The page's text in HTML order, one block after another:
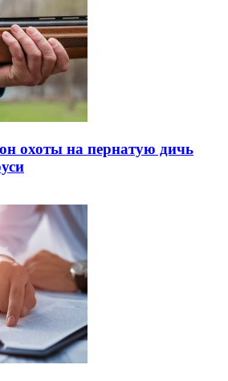
охоты на пернатую дичь